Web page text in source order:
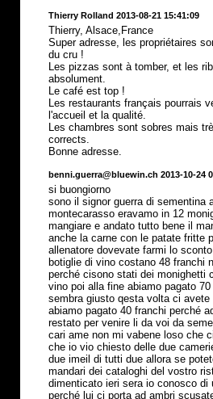
Thierry Rolland 2013-08-21 15:41:09
Thierry, Alsace,France
Super adresse, les propriétaires
du cru !
Les pizzas sont à tomber, et les
absolument.
Le café est top !
Les restaurants français pourrais
l'accueil et la qualité.
Les chambres sont sobres mais
corrects.
Bonne adresse.
benni.guerra@bluewin.ch 2013-10-24
si buongiorno
sono il signor guerra di sementina
montecarasso eravamo in 12
mangiare e andato tutto bene il
anche la carne con le patate fritte
allenatore dovevate farmi lo
botiglie di vino costano 48 franchi
perché cisono stati dei monighetti
vino poi alla fine abiamo pagato
sembra giusto qesta volta ci
abiamo pagato 40 franchi perché
restato per venire li da voi da
cari ame non mi vabene loso che
che io vio chiesto delle due
due imeil di tutti due allora se
mandari dei cataloghi del vostro
dimenticato ieri sera io conosco di
perché lui ci porta ad ambri